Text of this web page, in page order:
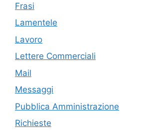
Frasi
Lamentele
Lavoro
Lettere Commerciali
Mail
Messaggi
Pubblica Amministrazione
Richieste